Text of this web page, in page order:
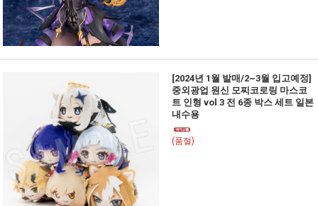
[2024년 1월 발매/2~3월 입고예정]
중외광업 원신 모찌코로링 마스코
트 인형 vol 3 전 6종 박스 세트 일본
내수용
(품절)